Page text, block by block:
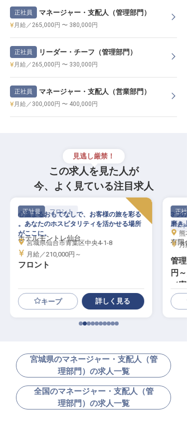
正社員 マネージャー・支配人（管理部門）
月給／265,000円 〜 380,000円
正社員 リーダー・チーフ（管理部門）
月給／265,000円 〜 330,000円
正社員 マネージャー・支配人（営業部門）
月給／300,000円 〜 400,000円
見逃し厳禁！
この求人を見た人が
今、よく見ている注目求人
正社員 フロント
ホテルモントレ仙台
フロント
心温まるおもてなしで、お客様の旅を彩る
。あなたのホスピタリティを活かせる場所
がここに。
宮城県仙台市青葉区中央4-1-8
月給／210,000円～
キープ 詳しく見る
正社
マ
有限
管
円
／寮
3つ
磨き
熊
月
宮城県のマネージャー・支配人（管
理部門）の求人一覧
全国のマネージャー・支配人（管
理部門）の求人一覧